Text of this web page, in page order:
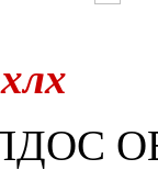
ОЕ